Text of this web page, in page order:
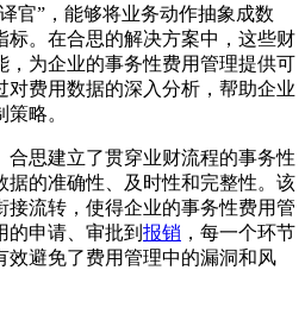
官”，能够将业务动作抽象成数
标。在合思的解决方案中，这些财
，为企业的事务性费用管理提供可
对费用数据的深入分析，帮助企业
略。
合思建立了贯穿业财流程的事务性
据的准确性、及时性和完整性。该
接流转，使得企业的事务性费用管
的申请、审批到 报销 ，每一个环节
效避免了费用管理中的漏洞和风